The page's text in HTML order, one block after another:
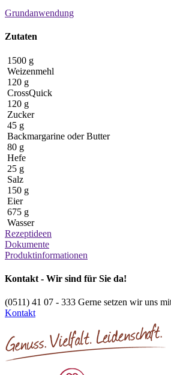
Grundanwendung
Zutaten
1500 g
Weizenmehl
120 g
CrossQuick
120 g
Zucker
45 g
Backmargarine oder Butter
80 g
Hefe
25 g
Salz
150 g
Eier
675 g
Wasser
Rezeptideen
Dokumente
Produktinformationen
Kontakt - Wir sind für Sie da!
(0511) 41 07 - 333 Gerne setzen wir uns
Kontakt